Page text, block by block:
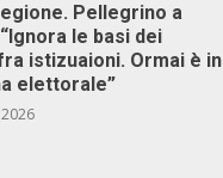
Pellegrino a
le basi dei
istizuaioni. Ormai è in
elettorale”